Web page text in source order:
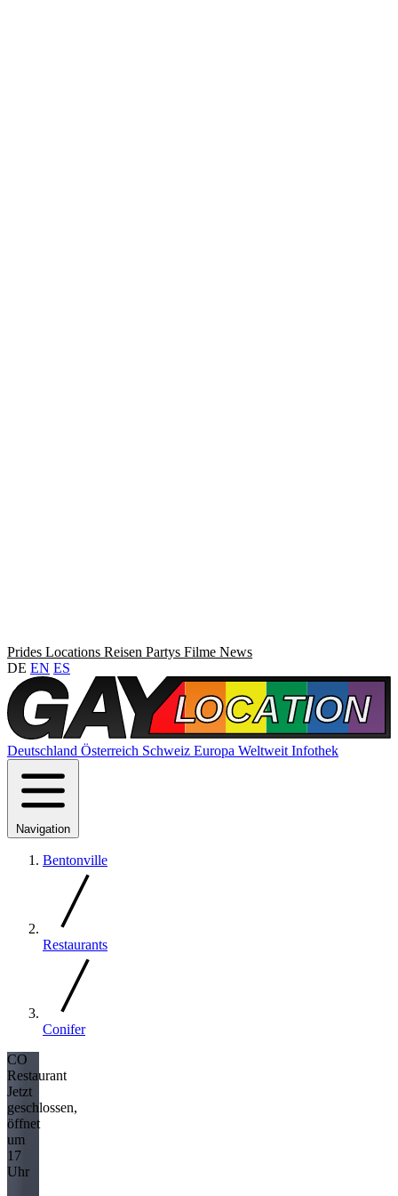
Prides Locations Reisen Partys Filme News
DE EN ES
Deutschland Österreich Schweiz Europa Weltweit Infothek
Navigation
Bentonville
Restaurants
Conifer
CO
Restaurant
Jetzt
geschlossen,
öffnet
um
17
Uhr